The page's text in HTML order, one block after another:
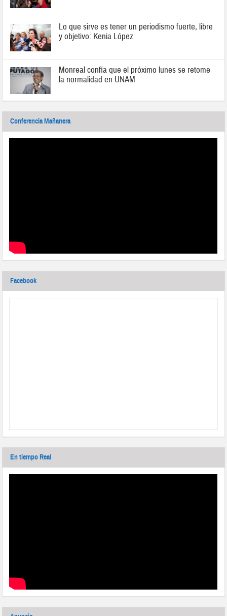
Lo que sirve es tener un periodismo fuerte, libre
y objetivo: Kenia López
Monreal confía que el próximo lunes se retome
la normalidad en UNAM
Conferencia Mañanera
Facebook
En tiempo Real